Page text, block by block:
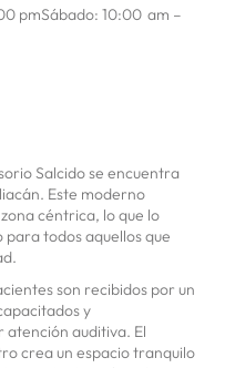
pmSábado: 10:00 am –
Salcido se encuentra
Este moderno
céntrica, lo que lo
todos aquellos que
son recibidos por un
y
auditiva. El
crea un espacio tranquilo